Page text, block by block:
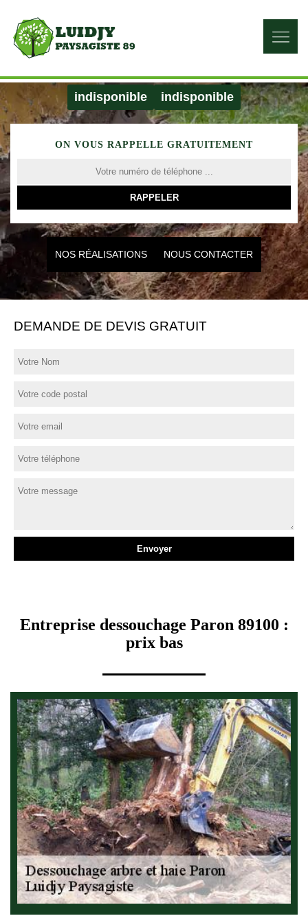
indisponible indisponible
ON VOUS RAPPELLE GRATUITEMENT
NOS RÉALISATIONS NOUS CONTACTER
DEMANDE DE DEVIS GRATUIT
Entreprise dessouchage Paron 89100 :
prix bas